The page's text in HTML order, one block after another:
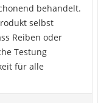
behandelt.
selbst
Reiben oder
Testung
für alle